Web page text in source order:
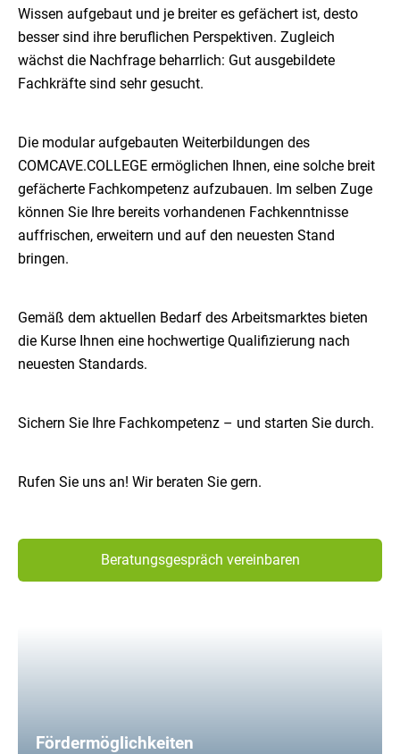
Wissen aufgebaut und je breiter es gefächert ist, desto
besser sind ihre beruflichen Perspektiven. Zugleich
wächst die Nachfrage beharrlich: Gut ausgebildete
Fachkräfte sind sehr gesucht.
Die modular aufgebauten Weiterbildungen des
COMCAVE.COLLEGE ermöglichen Ihnen, eine solche breit
gefächerte Fachkompetenz aufzubauen. Im selben Zuge
können Sie Ihre bereits vorhandenen Fachkenntnisse
auffrischen, erweitern und auf den neuesten Stand
bringen.
Gemäß dem aktuellen Bedarf des Arbeitsmarktes bieten
die Kurse Ihnen eine hochwertige Qualifizierung nach
neuesten Standards.
Sichern Sie Ihre Fachkompetenz – und starten Sie durch.
Rufen Sie uns an! Wir beraten Sie gern.
Beratungsgespräch vereinbaren
Fördermöglichkeiten